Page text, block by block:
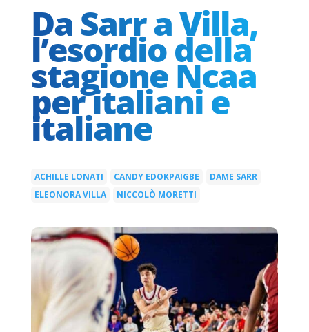
Da Sarr a Villa,
l’esordio della
stagione Ncaa
per italiani e
italiane
ACHILLE LONATI CANDY EDOKPAIGBE DAME SARR
ELEONORA VILLA NICCOLÒ MORETTI